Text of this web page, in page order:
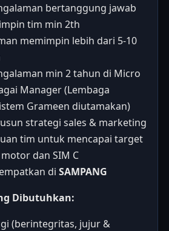
bertanggung jawab
tim min 2th
memimpin lebih dari 5-10
min 2 tahun di Micro
Manager (Lembaga
Grameen diutamakan)
strategi sales & marketing
tim untuk mencapai target
dan SIM C
di SAMPANG
Dibutuhkan:
(berintegritas, jujur &